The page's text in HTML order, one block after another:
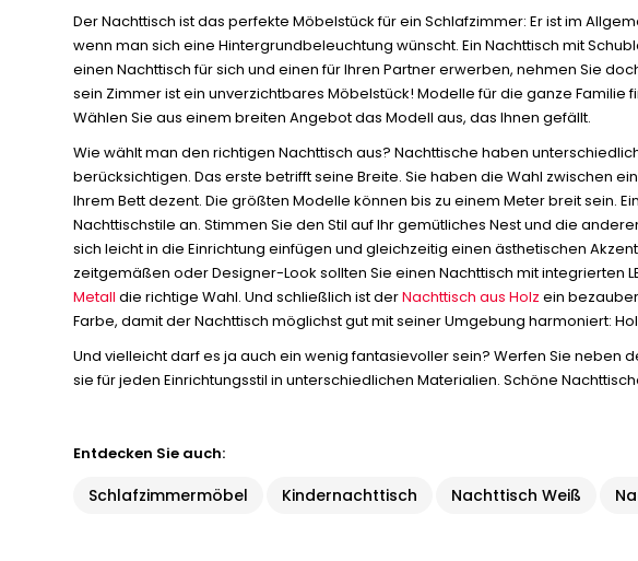
Der Nachttisch ist das perfekte Möbelstück für ein Schlafzimmer: Er ist im
wenn man sich eine Hintergrundbeleuchtung wünscht. Ein Nachttisch mit
einen Nachttisch für sich und einen für Ihren Partner erwerben, nehmen Sie
sein Zimmer ist ein unverzichtbares Möbelstück! Modelle für die ganze
Wählen Sie aus einem breiten Angebot das Modell aus, das Ihnen gefällt.
Wie wählt man den richtigen Nachttisch aus? Nachttische haben
berücksichtigen. Das erste betrifft seine Breite. Sie haben die Wahl zwischen
Ihrem Bett dezent. Die größten Modelle können bis zu einem Meter breit sein.
Nachttischstile an. Stimmen Sie den Stil auf Ihr gemütliches Nest und die
sich leicht in die Einrichtung einfügen und gleichzeitig einen ästhetischen
zeitgemäßen oder Designer-Look sollten Sie einen Nachttisch mit integrierten
Metall die richtige Wahl. Und schließlich ist derNachttisch aus Holz ein
Farbe, damit der Nachttisch möglichst gut mit seiner Umgebung harmoniert:
Und vielleicht darf es ja auch ein wenig fantasievoller sein? Werfen Sie
sie für jeden Einrichtungsstil in unterschiedlichen Materialien. Schöne
Entdecken Sie auch:
Schlafzimmermöbel Kindernachttisch Nachttisch Weiß